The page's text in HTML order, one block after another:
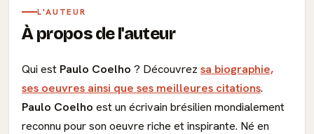
L'AUTEUR
À propos de l'auteur
Qui est Paulo Coelho ? Découvrez sa biographie,
ses oeuvres ainsi que ses meilleures citations.
Paulo Coelho est un écrivain brésilien mondialement
reconnu pour son oeuvre riche et inspirante. Né en